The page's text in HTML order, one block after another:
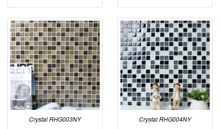
Crystal RHG003NY Crystal RHG004NY